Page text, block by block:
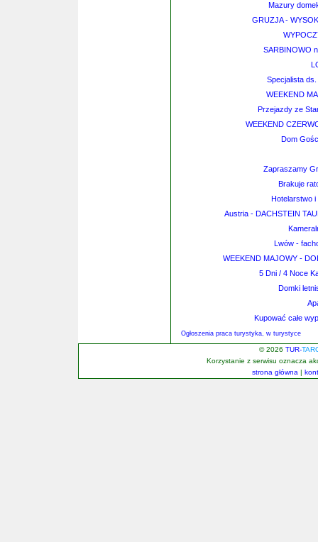
Mazury
GRUZJA -
SARBINOWO
Specjalista
WEEKEND
Przejazdy ze
WEEKEND
Dom
Zapraszamy
Brakuje
Hotelarstwo
Austria - DACHSTEIN
Lwów -
WEEKEND MAJOWY -
5 Dni / 4 Noce
Domki
Kupować całe
Ogłoszenia praca turystyka, w turystyce
© 2026 TUR-
Korzystanie z serwisu oznacza
strona główna |